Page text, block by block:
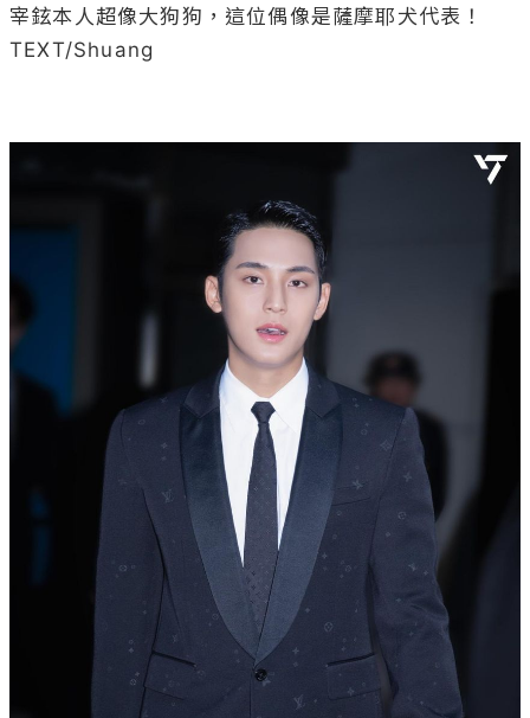
宰鉉本人超像大狗狗，這位偶像是薩摩耶犬代表！
TEXT/Shuang